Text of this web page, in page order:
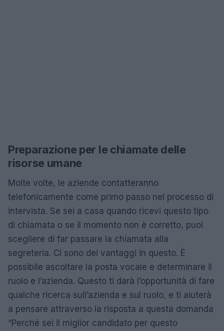
Preparazione per le chiamate delle
risorse umane
Molte volte, le aziende contatteranno
telefonicamente come primo passo nel processo di
intervista. Se sei a casa quando ricevi questo tipo
di chiamata o se il momento non è corretto, puoi
scegliere di far passare la chiamata alla
segreteria. Ci sono dei vantaggi in questo. È
possibile ascoltare la posta vocale e determinare il
ruolo e l’azienda. Questo ti darà l’opportunità di fare
qualche ricerca sull’azienda e sul ruolo, e ti aiuterà
a pensare attraverso la risposta a questa domanda
“Perché sei il miglior candidato per questo